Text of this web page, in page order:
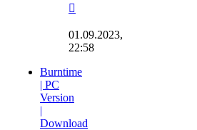
Beitrag
01.09.2023,
22:58
Burntime
| PC
Version
|
Download